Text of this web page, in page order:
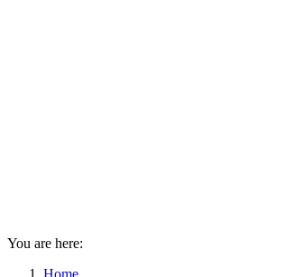
You are here:
Home